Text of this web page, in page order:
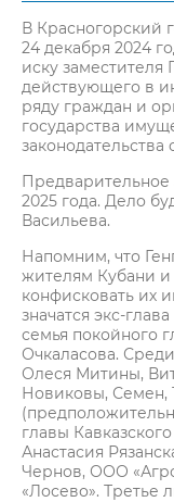
В Красногорский
24 декабря 2024
иску заместителя
действующего в
ряду граждан и
государства
Предварительное
2025 года. Дело
Васильева.
Напомним, что
жителям Кубани
конфисковать их
значатся экс-
семья покойного
Очкаласова.
Олеся Митины,
Новиковы, Семен,
главы
Анастасия
Чернов, ООО
«Лосево».